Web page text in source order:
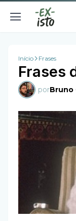
Início Frases
Frases
porBruno